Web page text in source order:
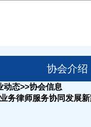
协会介绍
动态>>协会信息
务律师服务协同发展